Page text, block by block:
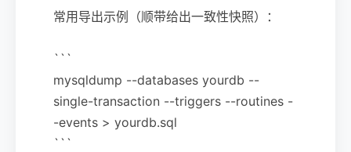
常用导出示例（顺带给出一致性快照）：
```
mysqldump --databases yourdb --
single-transaction --triggers --routines -
-events > yourdb.sql
```